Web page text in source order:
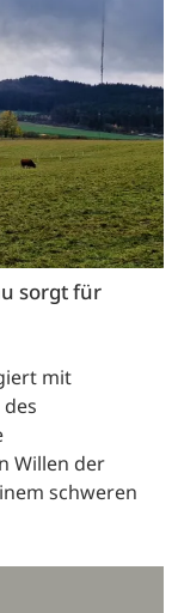
sorgt für
mit
Willen der
schweren